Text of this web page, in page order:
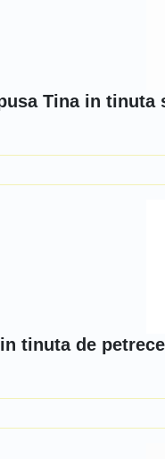
Tina in tinuta
tinuta de